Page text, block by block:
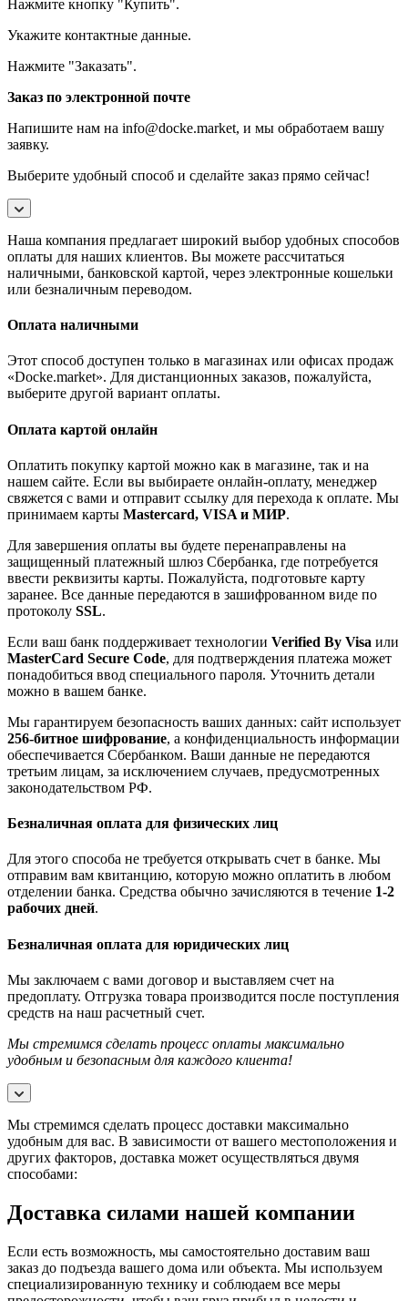
Нажмите кнопку "Купить".
Укажите контактные данные.
Нажмите "Заказать".
Заказ по электронной почте
Напишите нам на info@docke.market, и мы обработаем вашу
заявку.
Выберите удобный способ и сделайте заказ прямо сейчас!
Наша компания предлагает широкий выбор удобных способов
оплаты для наших клиентов. Вы можете рассчитаться
наличными, банковской картой, через электронные кошельки
или безналичным переводом.
Оплата наличными
Этот способ доступен только в магазинах или офисах продаж
«Docke.market». Для дистанционных заказов, пожалуйста,
выберите другой вариант оплаты.
Оплата картой онлайн
Оплатить покупку картой можно как в магазине, так и на
нашем сайте. Если вы выбираете онлайн-оплату, менеджер
свяжется с вами и отправит ссылку для перехода к оплате. Мы
принимаем карты Mastercard, VISA и МИР.
Для завершения оплаты вы будете перенаправлены на
защищенный платежный шлюз Сбербанка, где потребуется
ввести реквизиты карты. Пожалуйста, подготовьте карту
заранее. Все данные передаются в зашифрованном виде по
протоколу SSL.
Если ваш банк поддерживает технологии Verified By Visa или
MasterCard Secure Code, для подтверждения платежа может
понадобиться ввод специального пароля. Уточнить детали
можно в вашем банке.
Мы гарантируем безопасность ваших данных: сайт использует
256-битное шифрование, а конфиденциальность информации
обеспечивается Сбербанком. Ваши данные не передаются
третьим лицам, за исключением случаев, предусмотренных
законодательством РФ.
Безналичная оплата для физических лиц
Для этого способа не требуется открывать счет в банке. Мы
отправим вам квитанцию, которую можно оплатить в любом
отделении банка. Средства обычно зачисляются в течение 1-2
рабочих дней.
Безналичная оплата для юридических лиц
Мы заключаем с вами договор и выставляем счет на
предоплату. Отгрузка товара производится после поступления
средств на наш расчетный счет.
Мы стремимся сделать процесс оплаты максимально
удобным и безопасным для каждого клиента!
Мы стремимся сделать процесс доставки максимально
удобным для вас. В зависимости от вашего местоположения и
других факторов, доставка может осуществляться двумя
способами:
Доставка силами нашей компании
Если есть возможность, мы самостоятельно доставим ваш
заказ до подъезда вашего дома или объекта. Мы используем
специализированную технику и соблюдаем все меры